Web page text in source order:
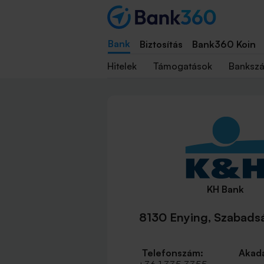
Bank Biztosítás Bank360 Koin
Hitelek
Támogatások
KH Bank
8130 Enying,
Telefonszám: